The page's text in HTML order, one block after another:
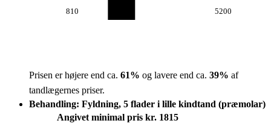
810 5200
Prisen er højere end ca. 61% og lavere end ca. 39% af
tandlægernes priser.
Behandling: Fyldning, 5 flader i lille kindtand (præmolar)
Angivet minimal pris kr. 1815